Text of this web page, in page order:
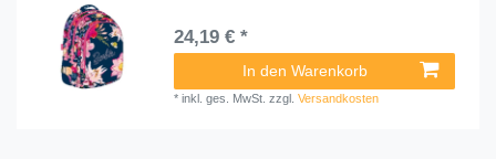
24,19 € *
In den Warenkorb
*inkl. ges. MwSt. zzgl.Versandkosten